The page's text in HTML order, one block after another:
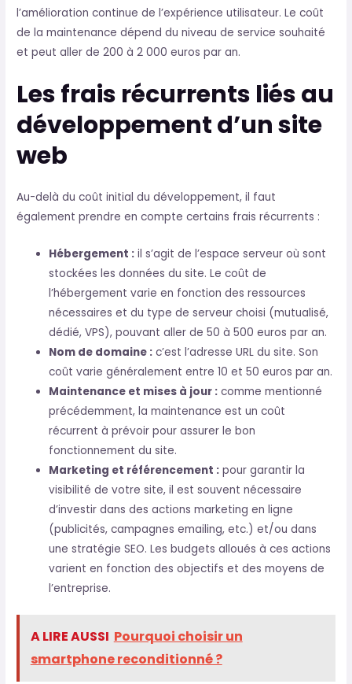
l’amélioration continue de l’expérience utilisateur. Le coût
de la maintenance dépend du niveau de service souhaité
et peut aller de 200 à 2 000 euros par an.
Les frais récurrents liés au
développement d’un site
web
Au-delà du coût initial du développement, il faut
également prendre en compte certains frais récurrents :
Hébergement : il s’agit de l’espace serveur où sont
stockées les données du site. Le coût de
l’hébergement varie en fonction des ressources
nécessaires et du type de serveur choisi (mutualisé,
dédié, VPS), pouvant aller de 50 à 500 euros par an.
Nom de domaine : c’est l’adresse URL du site. Son
coût varie généralement entre 10 et 50 euros par an.
Maintenance et mises à jour : comme mentionné
précédemment, la maintenance est un coût
récurrent à prévoir pour assurer le bon
fonctionnement du site.
Marketing et référencement : pour garantir la
visibilité de votre site, il est souvent nécessaire
d’investir dans des actions marketing en ligne
(publicités, campagnes emailing, etc.) et/ou dans
une stratégie SEO. Les budgets alloués à ces actions
varient en fonction des objectifs et des moyens de
l’entreprise.
A LIRE AUSSI Pourquoi choisir un
smartphone reconditionné ?